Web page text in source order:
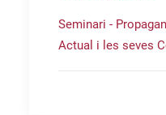
Seminari -
Actual i les seves